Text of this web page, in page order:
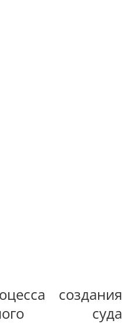
создания
суда